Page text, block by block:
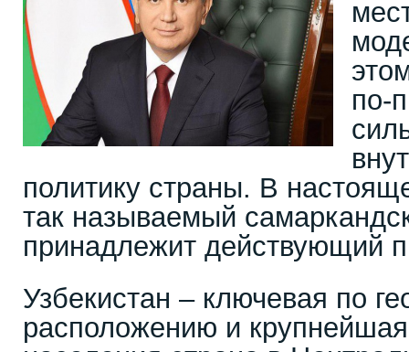
по-
политику страны. В
так называемый
принадлежит действующий
Узбекистан – ключевая по
расположению и